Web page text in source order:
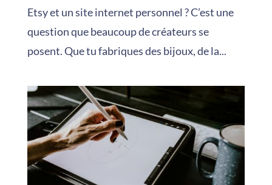
Etsy et un site internet personnel ? C’est une
question que beaucoup de créateurs se
posent. Que tu fabriques des bijoux, de la...